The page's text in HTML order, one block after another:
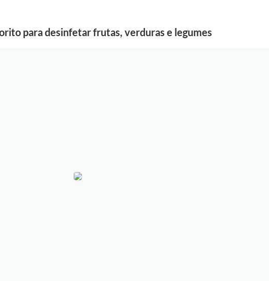
para desinfetar frutas, verduras e legumes